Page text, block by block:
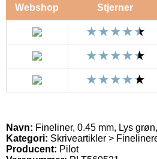
Webshop Stjerner
Navn: Fineliner, 0.45 mm, Lys
Kategori: Skriveartikler >
Producent: Pilot